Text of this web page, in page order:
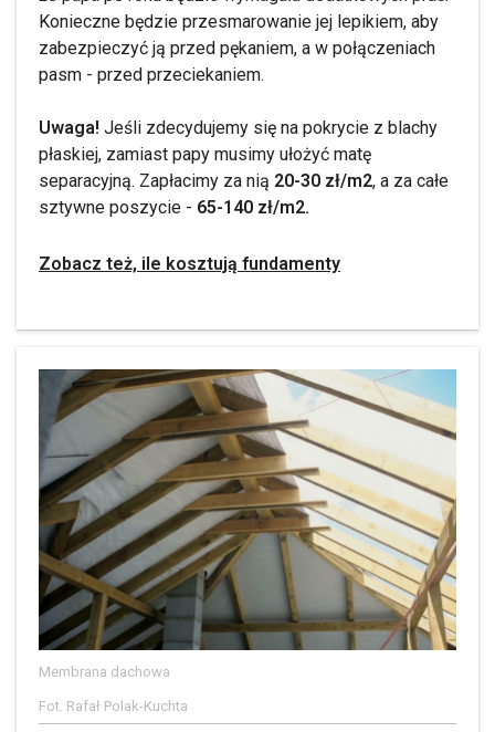
Konieczne będzie przesmarowanie jej lepikiem, aby
zabezpieczyć ją przed pękaniem, a w połączeniach
pasm - przed przeciekaniem.
Uwaga! Jeśli zdecydujemy się na pokrycie z blachy
płaskiej, zamiast papy musimy ułożyć matę
separacyjną. Zapłacimy za nią 20-30 zł/m2, a za całe
sztywne poszycie - 65-140 zł/m2.
Zobacz też, ile kosztują fundamenty
Membrana dachowa
Fot. Rafał Polak-Kuchta